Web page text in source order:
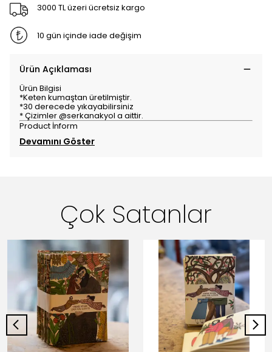
3000 TL üzeri ücretsiz kargo
10 gün içinde iade değişim
Ürün Açıklaması
Ürün Bilgisi
*Keten kumaştan üretilmiştir.
*30 derecede yıkayabilirsiniz
* Çizimler @serkanakyol a aittir.
Product İnform
Devamını Göster
Çok Satanlar